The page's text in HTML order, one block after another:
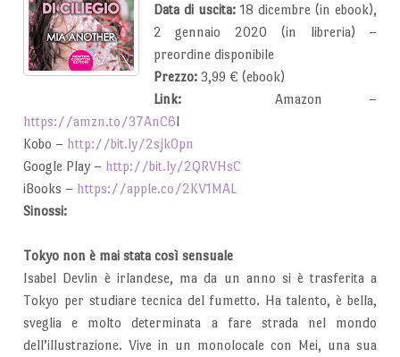
Data di uscita:18 dicembre (in ebook),
2 gennaio 2020 (in libreria) –
preordine disponibile
Prezzo:3,99 € (ebook)
Link:Amazon –
https://amzn.to/37AnC6l
Kobo – http://bit.ly/2sjk0pn
Google Play – http://bit.ly/2QRVHsC
iBooks – https://apple.co/2KV1MAL
Sinossi:
Tokyo non è mai stata così sensuale
Isabel Devlin è irlandese, ma da un anno si è trasferita a
Tokyo per studiare tecnica del fumetto. Ha talento, è bella,
sveglia e molto determinata a fare strada nel mondo
dell’illustrazione. Vive in un monolocale con Mei, una sua